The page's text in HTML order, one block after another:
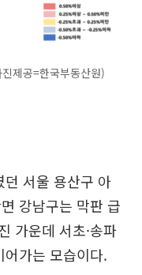
제공=한국부동산원)
서울 용산구 아
강남구는 막판 급
가운데 서초·송파
가는 모습이다.